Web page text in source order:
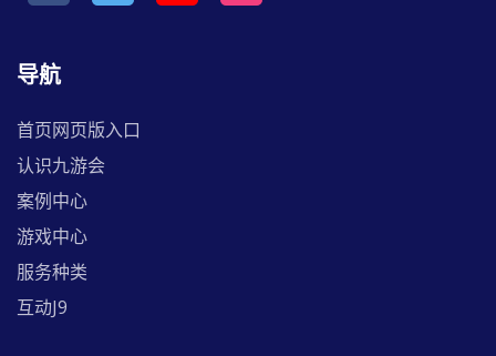
导航
首页网页版入口
认识九游会
案例中心
游戏中心
服务种类
互动J9